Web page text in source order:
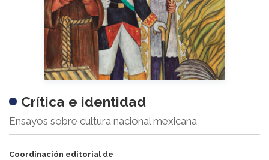
Crítica e identidad
Ensayos sobre cultura nacional mexicana
Coordinación editorial de